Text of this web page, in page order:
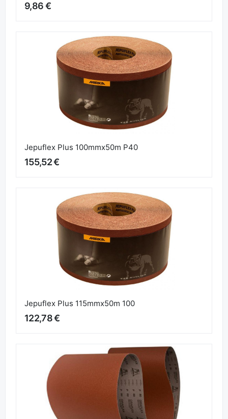
9,86 €
Jepuflex Plus 100mmx50m P40
155,52 €
Jepuflex Plus 115mmx50m 100
122,78 €